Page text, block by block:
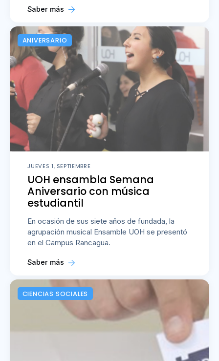
Saber más
ANIVERSARIO
JUEVES 1, SEPTIEMBRE
UOH ensambla Semana
Aniversario con música
estudiantil
En ocasión de sus siete años de fundada, la
agrupación musical Ensamble UOH se presentó
en el Campus Rancagua.
Saber más
CIENCIAS SOCIALES